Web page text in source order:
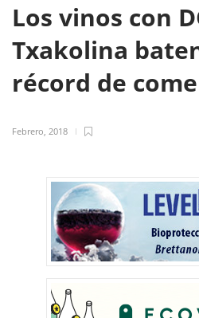
Los vinos con
Txakolina
récord de
Febrero, 2018